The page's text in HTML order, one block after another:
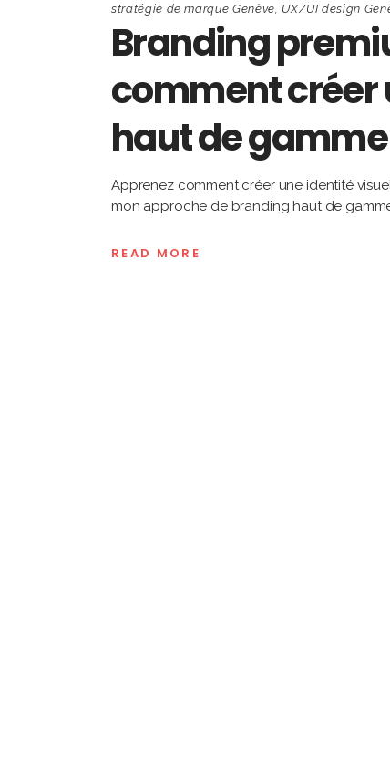
stratégie de marque Genève UX/UI design
Branding
comment créer
haut de
Apprenez comment créer une identité
mon approche de branding haut de
READ MORE